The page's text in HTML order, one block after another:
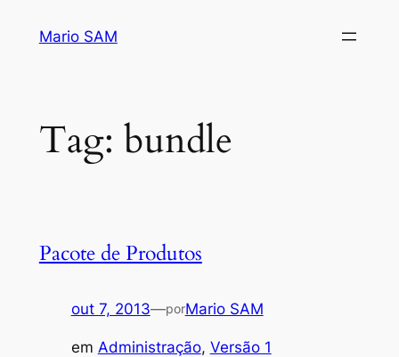
Mario SAM
Tag: bundle
Pacote de Produtos
out 7, 2013—porMario SAM
em Administração, Versão 1